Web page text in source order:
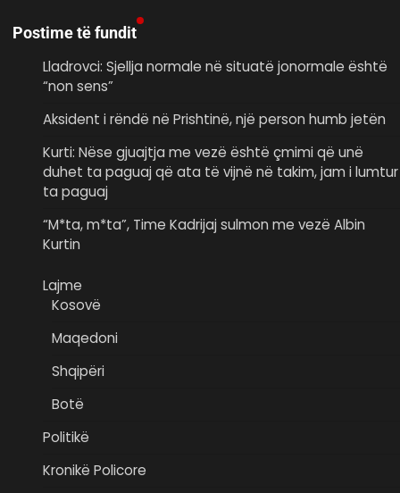
Postime të fundit
Lladrovci: Sjellja normale në situatë jonormale është
“non sens”
Aksident i rëndë në Prishtinë, një person humb jetën
Kurti: Nëse gjuajtja me vezë është çmimi që unë
duhet ta paguaj që ata të vijnë në takim, jam i lumtur
ta paguaj
“M*ta, m*ta”, Time Kadrijaj sulmon me vezë Albin
Kurtin
Lajme
Kosovë
Maqedoni
Shqipëri
Botë
Politikë
Kronikë Policore